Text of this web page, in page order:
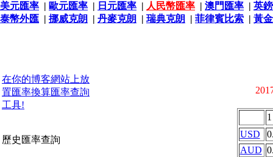
美元匯率 | 歐元匯率 | 日元匯率 | 人民幣匯率 | 澳門匯率 | 英
泰幣外匯 | 挪威克朗 | 丹麥克朗 | 瑞典克朗 | 菲律賓比索 | 黃
在你的博客網站上放
置匯率換算匯率查詢
工具!
歷史匯率查詢
USD
AUD